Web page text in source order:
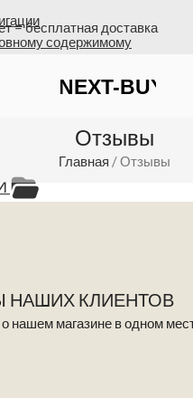
содержимому
= бесплатная доставка
Отзывы
Главная /Отзывы
НАШИХ КЛИЕНТОВ
нашем магазине в одном